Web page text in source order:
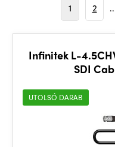
1 2
Infinitek L-
SDI
UTOLSÓ DARAB